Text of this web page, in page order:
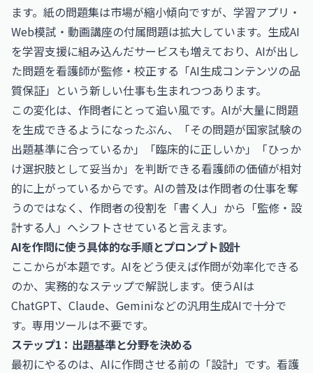
ます。紙の問題集は市場が縮小傾向ですが、学習アプリ・
Web模試・動画講座の付属問題は拡大しています。生成AI
を学習支援に組み込んだサービスも増えており、AIが出し
た問題を看護師が監修・校正する「AI生成コンテンツの品
質保証」という新しい仕事も生まれつつあります。
この変化は、作問者にとって追い風です。AIが大量に問題
を生成できるようになったぶん、「その問題が国家試験の
出題基準に合っているか」「臨床的に正しいか」「ひっか
け選択肢として妥当か」を判断できる看護師の価値が相対
的に上がっているからです。AIの普及は作問者の仕事を奪
うのではなく、作問者の役割を「書く人」から「監修・設
計する人」へシフトさせていると言えます。
AIを作問に使う具体的な手順とプロンプト設計
ここからが本題です。AIをどう使えば作問が効率化できる
のか、実務的なステップで解説します。使うAIは
ChatGPT、Claude、Geminiなどの汎用生成AIで十分で
す。専用ツールは不要です。
ステップ1：出題基準と分野を決める
最初にやるのは、AIに作問させる前の「設計」です。看護